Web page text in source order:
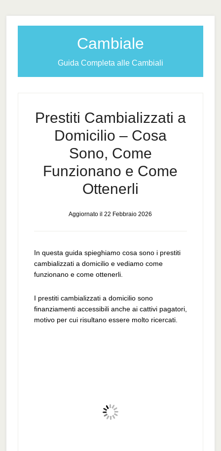
Cambiale
Guida Completa alle Cambiali
Prestiti Cambializzati a
Domicilio – Cosa
Sono, Come
Funzionano e Come
Ottenerli
Aggiornato il22 Febbraio 2026
In questa guida spieghiamo cosa sono i prestiti
cambializzati a domicilio e vediamo come
funzionano e come ottenerli.
I prestiti cambializzati a domicilio sono
finanziamenti accessibili anche ai cattivi pagatori,
motivo per cui risultano essere molto ricercati.